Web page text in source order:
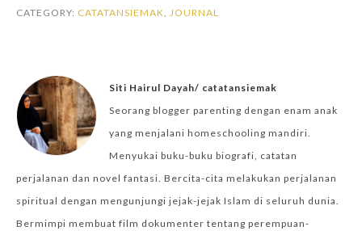
CATEGORY: CATATANSIEMAK, JOURNAL
Siti Hairul Dayah/ catatansiemak
Seorang blogger parenting dengan enam anak
yang menjalani homeschooling mandiri.
Menyukai buku-buku biografi, catatan
perjalanan dan novel fantasi. Bercita-cita melakukan perjalanan
spiritual dengan mengunjungi jejak-jejak Islam di seluruh dunia.
Bermimpi membuat film dokumenter tentang perempuan-